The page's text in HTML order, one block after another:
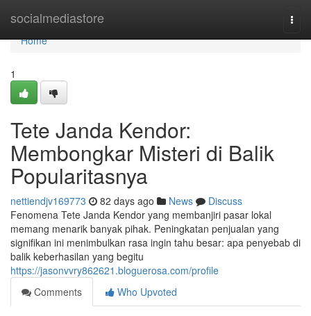
socialmediastore
Home
Home
1
Tete Janda Kendor:
Membongkar Misteri di Balik
Popularitasnya
nettiendjv169773 82 days ago News
Discuss
Fenomena Tete Janda Kendor yang membanjiri pasar lokal
memang menarik banyak pihak. Peningkatan penjualan yang
signifikan ini menimbulkan rasa ingin tahu besar: apa penyebab di
balik keberhasilan yang begitu
https://jasonvvry862621.bloguerosa.com/profile
Comments
Who Upvoted